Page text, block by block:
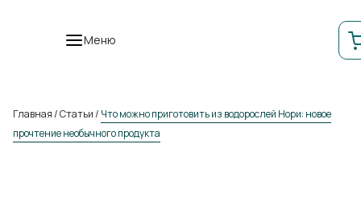
Меню
Главная/Статьи/ Что можно приготовить из водорослей Нори: новое
прочтение необычного продукта